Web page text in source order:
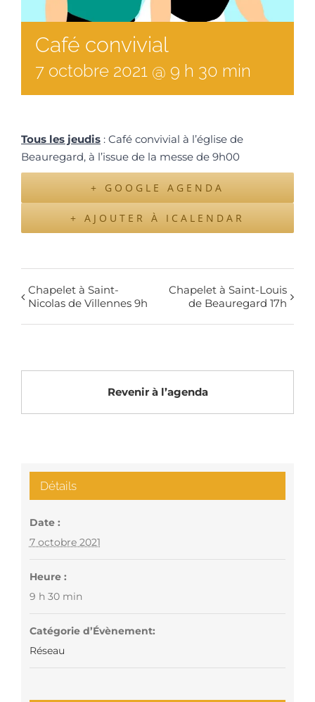
Café convivial
7 octobre 2021 @ 9 h 30 min
Tous les jeudis : Café convivial à l’église de
Beauregard, à l’issue de la messe de 9h00
+ GOOGLE AGENDA
+ AJOUTER À ICALENDAR
Chapelet à Saint-
Nicolas de Villennes 9h
Chapelet à Saint-Louis
de Beauregard 17h
Revenir à l’agenda
Détails
Date :
7 octobre 2021
Heure :
9 h 30 min
Catégorie d’Évènement:
Réseau